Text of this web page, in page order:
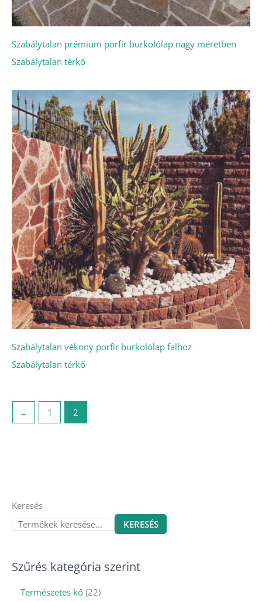
Keresés
KERESÉS
Szűrés kategória szerint
Természetes kő 22
Szabálytalan prémium porfír burkolólap nagy méretben
Szabálytalan térkő
Szabálytalan vékony porfír burkolólap falhoz
Szabálytalan térkő
← 1 2